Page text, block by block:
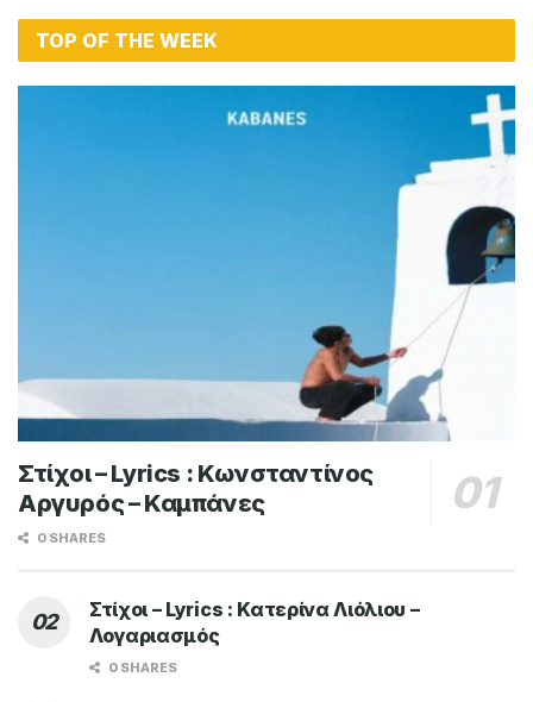
TOP OF THE WEEK
Στίχοι – Lyrics : Κωνσταντίνος
Αργυρός – Καμπάνες
0 SHARES
Στίχοι – Lyrics : Κατερίνα Λιόλιου –
Λογαριασμός
0 SHARES